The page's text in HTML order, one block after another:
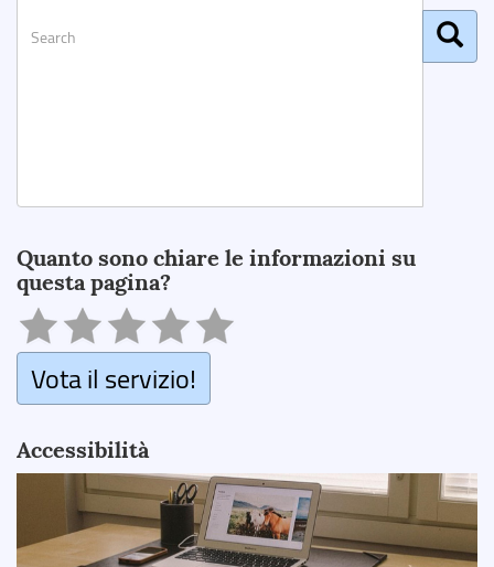
Quanto sono chiare le informazioni su
questa pagina?
Vota il servizio!
Accessibilità